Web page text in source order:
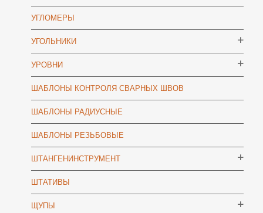
УГЛОМЕРЫ
УГОЛЬНИКИ
УРОВНИ
ШАБЛОНЫ КОНТРОЛЯ СВАРНЫХ ШВОВ
ШАБЛОНЫ РАДИУСНЫЕ
ШАБЛОНЫ РЕЗЬБОВЫЕ
ШТАНГЕНИНСТРУМЕНТ
ШТАТИВЫ
ЩУПЫ